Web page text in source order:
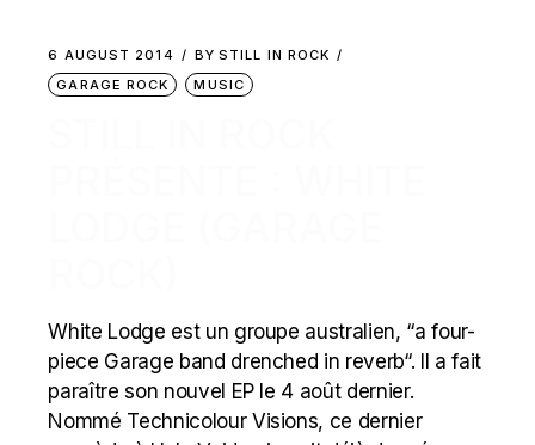
6 AUGUST 2014 BY STILL IN ROCK
GARAGE ROCK
MUSIC
White Lodge est un groupe australien, “a four-
piece Garage band drenched in reverb“. Il a fait
paraître son nouvel EP le 4 août dernier.
Nommé Technicolour Visions, ce dernier